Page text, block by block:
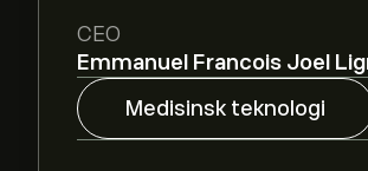
CEO
Emmanuel Francois Joel
Medisinsk teknologi
Analytikere gir forventninger
og forventet vekst. Sjekk de
Markedsverdien til Avantor Inc